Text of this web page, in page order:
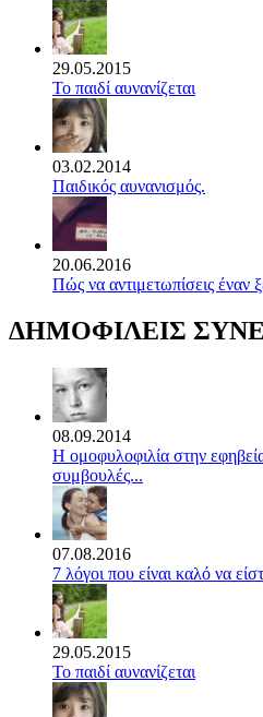
29.05.2015
Το παιδί αυνανίζεται
03.02.2014
Παιδικός αυνανισμός.
20.06.2016
Πώς να αντιμετωπίσεις έναν
ΔΗΜΟΦΙΛΕΙΣ
08.09.2014
Η ομοφυλοφιλία στην
συμβουλές...
07.08.2016
7 λόγοι που είναι καλό να
29.05.2015
Το παιδί αυνανίζεται